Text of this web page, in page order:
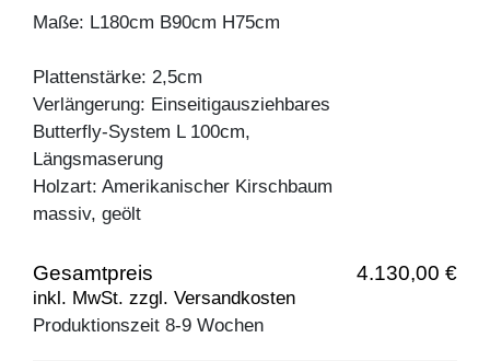
Maße: L180cm B90cm H75cm
Plattenstärke: 2,5cm
Verlängerung: Einseitigausziehbares
Butterfly-System L 100cm,
Längsmaserung
Holzart: Amerikanischer Kirschbaum
massiv, geölt
Gesamtpreis 4.130,00 €
inkl. MwSt. zzgl. Versandkosten
Produktionszeit 8-9 Wochen